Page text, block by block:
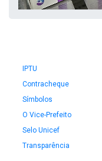
IPTU
Contracheque
Símbolos
O Vice-Prefeito
Selo Unicef
Transparência